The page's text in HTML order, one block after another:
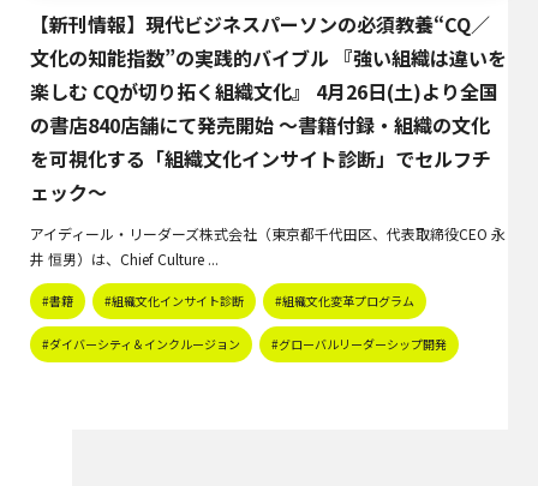
【新刊情報】現代ビジネスパーソンの必須教養“CQ／
文化の知能指数”の実践的バイブル 『強い組織は違いを
楽しむ CQが切り拓く組織文化』 4月26日(土)より全国
の書店840店舗にて発売開始 〜書籍付録・組織の文化
を可視化する「組織文化インサイト診断」でセルフチ
ェック〜
アイディール・リーダーズ株式会社（東京都千代田区、代表取締役CEO 永
井 恒男）は、Chief Culture ...
#書籍 #組織文化インサイト診断 #組織文化変革プログラム
#ダイバーシティ＆インクルージョン #グローバルリーダーシップ開発